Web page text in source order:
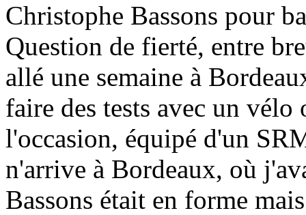
Christophe Bassons pour
Question de fierté, entre
allé une semaine à
faire des tests avec un
l'occasion, équipé d'un
n'arrive à Bordeaux, où
Bassons était en forme